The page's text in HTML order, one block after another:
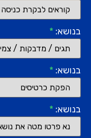
בנושא: *
בנושא: *
בנושא: *